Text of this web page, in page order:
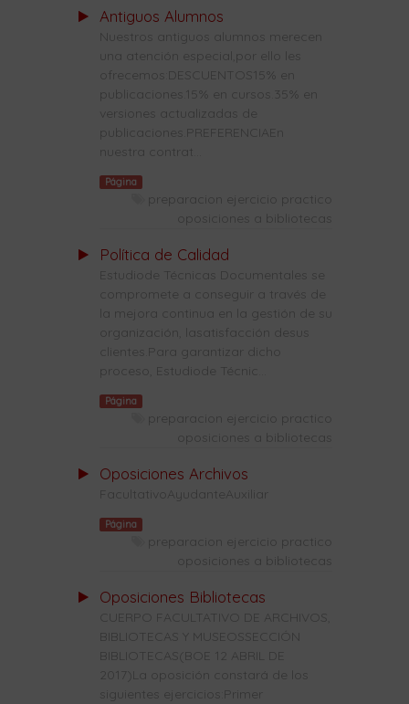
Antiguos Alumnos
Nuestros antiguos alumnos merecen
una atención especial,por ello les
ofrecemos:DESCUENTOS15% en
publicaciones.15% en cursos.35% en
versiones actualizadas de
publicaciones.PREFERENCIAEn
nuestra contrat...
Página
preparacion ejercicio practico
oposiciones a bibliotecas
Política de Calidad
Estudiode Técnicas Documentales se
compromete a conseguir a través de
la mejora continua en la gestión de su
organización, lasatisfacción desus
clientes.Para garantizar dicho
proceso, Estudiode Técnic...
Página
preparacion ejercicio practico
oposiciones a bibliotecas
Oposiciones Archivos
FacultativoAyudanteAuxiliar
Página
preparacion ejercicio practico
oposiciones a bibliotecas
Oposiciones Bibliotecas
CUERPO FACULTATIVO DE ARCHIVOS,
BIBLIOTECAS Y MUSEOSSECCIÓN
BIBLIOTECAS(BOE 12 ABRIL DE
2017)La oposición constará de los
siguientes ejercicios:Primer